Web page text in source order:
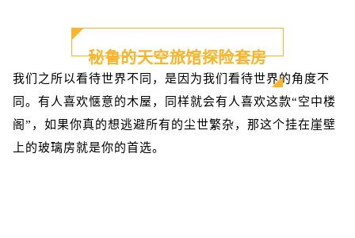
秘鲁的天空旅馆探险套房
我们之所以看待世界不同，是因为我们看待世界的角度不
同。有人喜欢惬意的木屋，同样就会有人喜欢这款“空中楼
阁”，如果你真的想逃避所有的尘世繁杂，那这个挂在崖壁
上的玻璃房就是你的首选。